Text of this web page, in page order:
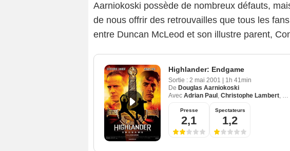
Aarniokoski possède de nombreux défauts,
de nous offrir des retrouvailles que tous les
entre Duncan McLeod et son illustre parent,
Highlander: Endgame
Sortie : 2 mai 2001
1h 41min
De Douglas Aarniokoski
Avec Adrian Paul , Christophe Lambert,
Presse
2,1
Spectateurs
1,2